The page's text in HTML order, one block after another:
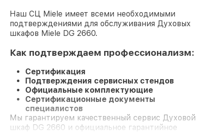
Наш СЦ Miele имеет всеми необходимыми
подтверждениями для обслуживания Духовых
шкафов Miele DG 2660.
Как подтверждаем профессионализм:
Сертификация
Подтверждения сервисных стендов
Официальные комплектующие
Сертификационные документы
специалистов
Мы гарантируем качественный сервис Духовой
шкаф DG 2660 и официальное гарантийное